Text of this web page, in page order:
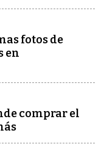
fotos de
en
comprar el